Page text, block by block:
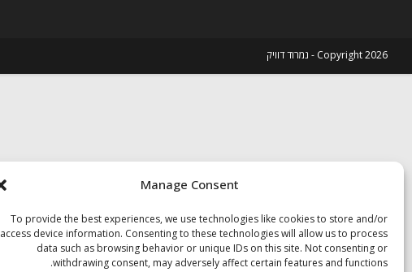
Manage Consent
To provide the best experiences, we use technologies like cookies to store and/or
access device information. Consenting to these technologies will allow us to process
data such as browsing behavior or unique IDs on this site. Not consenting or
withdrawing consent, may adversely affect certain features and functions.
Copyright 2026 - נמרוד דוויק